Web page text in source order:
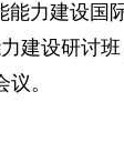
能力建设国
建设研讨
。